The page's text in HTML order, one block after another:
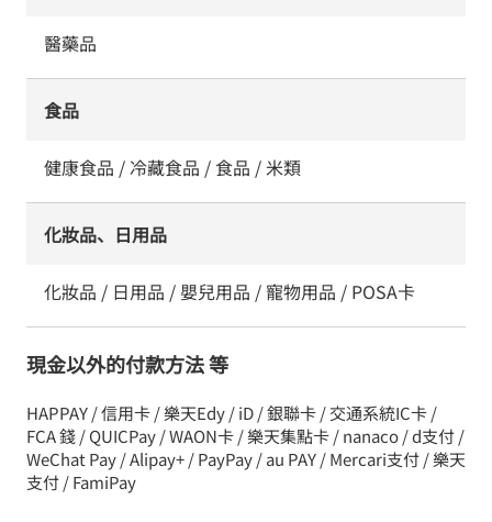
醫藥品
食品
健康食品 / 冷藏食品 / 食品 / 米類
化妝品、日用品
化妝品 / 日用品 / 嬰兒用品 / 寵物用品 / POSA卡
現金以外的付款方法 等
HAPPAY / 信用卡 / 樂天Edy / iD / 銀聯卡 / 交通系統IC卡 /
FCA 錢 / QUICPay / WAON卡 / 樂天集點卡 / nanaco / d支付 /
WeChat Pay / Alipay+ / PayPay / au PAY / Mercari支付 / 樂天
支付 / FamiPay